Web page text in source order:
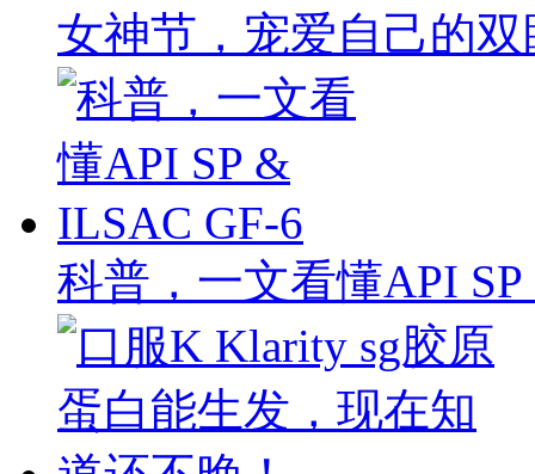
女神节，宠爱自己的
科普，一文看懂API